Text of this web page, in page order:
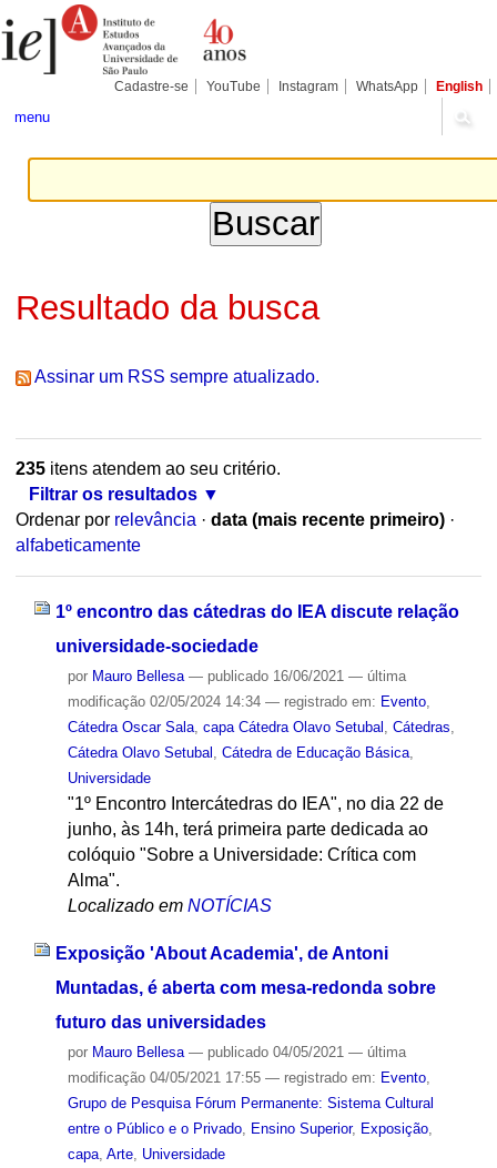
para
conteúdo.
Pessoais
Cadastre-se YouTube Instagram WhatsApp English
menu
Resultado da busca
Assinar um RSS sempre atualizado.
235itens atendem ao seu critério.
Filtrar os resultados
Ordenar por relevância · data (mais recente primeiro) ·
alfabeticamente
1º encontro das cátedras do IEA discute relação
universidade-sociedade
por Mauro Bellesa — publicado16/06/2021 — última
modificação02/05/2024 14:34 — registrado em: Evento,
Cátedra Oscar Sala, capa Cátedra Olavo Setubal Cátedras
Cátedra Olavo Setubal
Cátedra de Educação Básica,
Universidade
"1º Encontro Intercátedras do IEA", no dia 22 de
junho, às 14h, terá primeira parte dedicada ao
colóquio "Sobre a Universidade: Crítica com
Alma".
Localizado em NOTÍCIAS
Exposição 'About Academia', de Antoni
Muntadas, é aberta com mesa-redonda sobre
futuro das universidades
por Mauro Bellesa — publicado04/05/2021 — última
modificação04/05/2021 17:55 — registrado em: Evento,
Grupo de Pesquisa Fórum Permanente: Sistema Cultural
entre o Público e o Privado, Ensino Superior, Exposição,
capa, Arte, Universidade